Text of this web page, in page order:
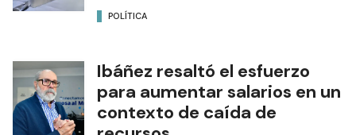
POLÍTICA
Ibáñez resaltó el esfuerzo
para aumentar salarios en un
contexto de caída de